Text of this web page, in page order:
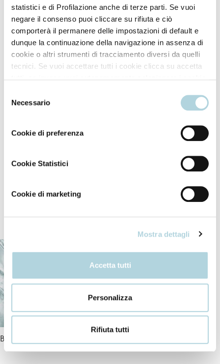
statistici e di Profilazione anche di terze parti. Se vuoi
negare il consenso puoi cliccare su rifiuta e ciò
comporterà il permanere delle impostazioni di default e
dunque la continuazione della navigazione in assenza di
cookie o altri strumenti di tracciamento diversi da quelli
tecnici. Se vuoi accettare tutti i cookie clicca su accetta
più consulta la
delNecessario
Cookie di preferenza
Cookie Statistici
Cookie di marketing
Mostra dettagli
Accetta tutti
Personalizza
Rifiuta tutti
*Instrumental tests (Daily Force Shampoo, Conditioner and Serum)
compared with the use of just a neutral shampoo.
Apply to damp hair, massaging with water until a rich
Rinse thoroughly with lukewarm water.
Our ingredients
Bio-Peptide Complex